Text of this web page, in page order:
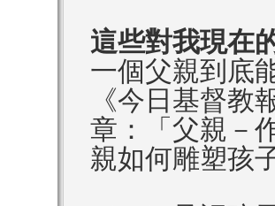
這些對我現在
一個父親到底
《今日基督教
章：「父親－
親如何雕塑孩